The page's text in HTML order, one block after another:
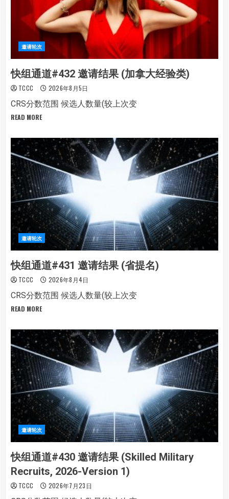
邀请轮次
快组通道#432 邀请结果 (加拿大经验类)
TCCC 2026年8月5日
CRS分数范围 候选人数量(较上次变
READ MORE
邀请轮次
快组通道#431 邀请结果 (省提名)
TCCC 2026年8月4日
CRS分数范围 候选人数量(较上次变
READ MORE
邀请轮次
快组通道#430 邀请结果 (Skilled Military
Recruits, 2026-Version 1)
TCCC 2026年7月23日